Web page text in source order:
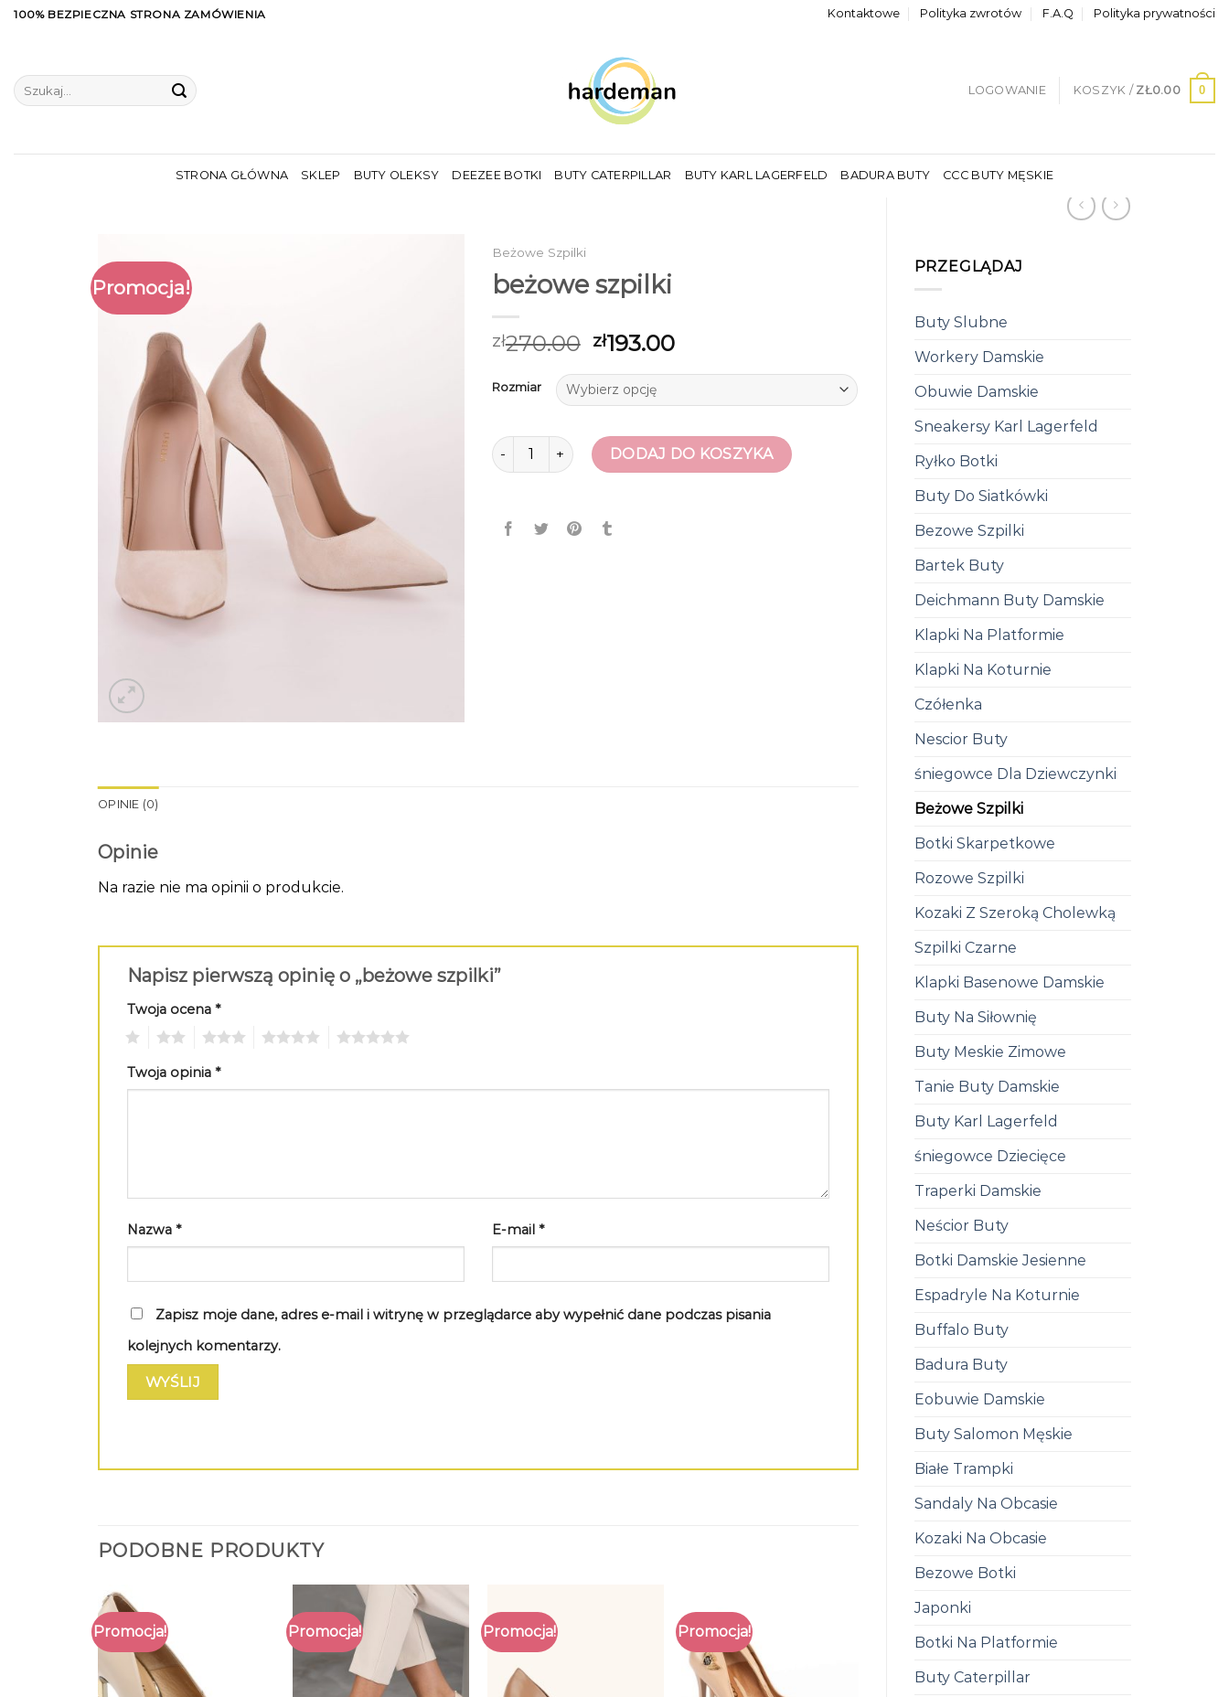
Skip100% BEZPIECZNA STRONA ZAMÓWIENIA Kontaktowe Polityka zwrotów F.A.Q Polityka prywatności
Szukaj:
LOGOWANIE KOSZYK / ZŁ0.00 0
STRONA GŁÓWNA SKLEP BUTY OLEKSY DEEZEE BOTKI BUTY CATERPILLAR BUTY KARL LAGERFELD BADURA BUTY CCC BUTY MĘSKIE
PRZEGLĄDAJ
Buty Slubne
Workery Damskie
Obuwie Damskie
Sneakersy Karl Lagerfeld
Ryłko Botki
Buty Do Siatkówki
Bezowe Szpilki
Bartek Buty
Deichmann Buty Damskie
Klapki Na Platformie
Klapki Na Koturnie
Czółenka
Nescior Buty
śniegowce Dla Dziewczynki
Beżowe Szpilki
Botki Skarpetkowe
Rozowe Szpilki
Kozaki Z Szeroką Cholewką
Szpilki Czarne
Klapki Basenowe Damskie
Buty Na Siłownię
Buty Meskie Zimowe
Tanie Buty Damskie
Buty Karl Lagerfeld
śniegowce Dziecięce
Traperki Damskie
Neścior Buty
Botki Damskie Jesienne
Espadryle Na Koturnie
Buffalo Buty
Badura Buty
Eobuwie Damskie
Buty Salomon Męskie
Białe Trampki
Sandaly Na Obcasie
Kozaki Na Obcasie
Bezowe Botki
Japonki
Botki Na Platformie
Buty Caterpillar
Promocja!
Beżowe Szpilki
beżowe szpilki
zł270.00 zł193.00
Rozmiar
ilość beżowe szpilkiDODAJ DO KOSZYKA
OPINIE (0)
Opinie
Na razie nie ma opinii o produkcie.
Napisz pierwszą opinię o „beżowe szpilki”
Twoja ocena *
Twoja opinia *
Nazwa * E-mail *
Zapisz moje dane, adres e-mail i witrynę w przeglądarce aby wypełnić dane podczas pisania
kolejnych komentarzy.
PODOBNE PRODUKTY
Promocja! Promocja! Promocja! Promocja!